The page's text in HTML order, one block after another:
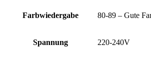
Farbwiedergabe 80-89 – Gute
Spannung 220-240V